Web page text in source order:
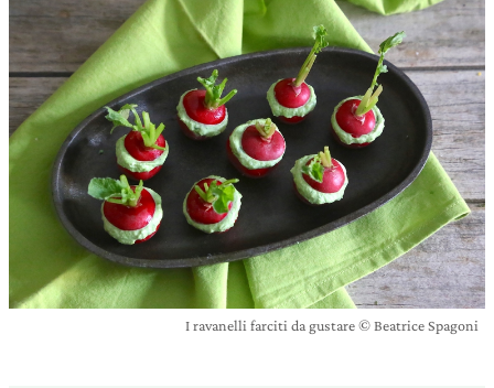
I ravanelli farciti da gustare © Beatrice Spagoni